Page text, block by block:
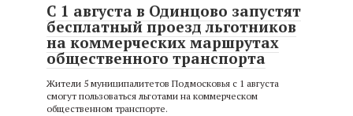
С 1 августа в Одинцово запустят
бесплатный проезд льготников
на коммерческих маршрутах
общественного транспорта
Жители 5 муниципалитетов Подмосковья с 1 августа
смогут пользоваться льготами на коммерческом
общественном транспорте.